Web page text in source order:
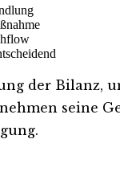
der Bilanz,
seine